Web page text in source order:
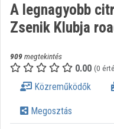
Kategóriák
Intézményi listák
A legnagyobb
Zsenik Klubja
909megtekintés
0.00 (0
Közreműködők
Megosztás